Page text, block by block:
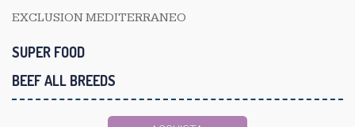
EXCLUSION MEDITERRANEO
SUPER FOOD
BEEF ALL BREEDS